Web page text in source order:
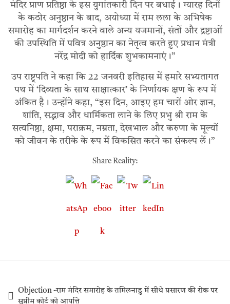
मंदिर प्राण प्रतिष्ठा के इस युगांतकारी दिन पर बधाई। ग्यारह दिनों
के कठोर अनुष्ठान के बाद, अयोध्या में राम लला के अभिषेक
समारोह का मार्गदर्शन करने वाले अन्य यजमानों, संतों और द्रष्टाओं
की उपस्थिति में पवित्र अनुष्ठान का नेतृत्व करते हुए प्रधान मंत्री
नरेंद्र मोदी को हार्दिक शुभकामनाएं।”
उप राष्ट्रपति ने कहा कि 22 जनवरी इतिहास में हमारे सभ्यतागत
पथ में ‘दिव्यता के साथ साक्षात्कार’ के निर्णायक क्षण के रूप में
अंकित है। उन्होंने कहा, “इस दिन, आइए हम चारों ओर ज्ञान,
शांति, सद्भाव और धार्मिकता लाने के लिए प्रभु श्री राम के
सत्यनिष्ठा, क्षमा, पराक्रम, नम्रता, देखभाल और करुणा के मूल्यों
को जीवन के तरीके के रूप में विकसित करने का संकल्प लें।”
Share Reality:
Objection -राम मंदिर समारोह के तमिलनाडु में सीधे प्रसारण की रोक पर
सुप्रीम कोर्ट को आपत्ति